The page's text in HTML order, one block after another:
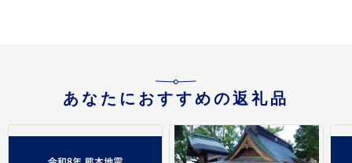
あなたにおすすめの返礼品